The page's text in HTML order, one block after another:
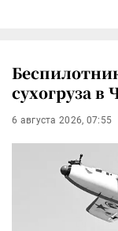
сухогруза в
6 августа 2026, 07:55